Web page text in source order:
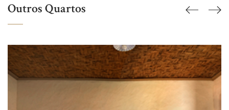
Outros Quartos